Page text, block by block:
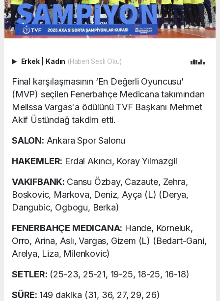
Erkek Kadın (Haberi Sesli Oku)
Final karşılaşmasının ‘En Değerli Oyuncusu’
(MVP) seçilen Fenerbahçe Medicana takımından
Melissa Vargas'a ödülünü TVF Başkanı Mehmet
Akif Üstündağ takdim etti.
SALON: Ankara Spor Salonu
HAKEMLER: Erdal Akıncı, Koray Yılmazgil
VAKIFBANK: Cansu Özbay, Cazaute, Zehra,
Boskovic, Markova, Deniz, Ayça (L) (Derya,
Dangubic, Ogbogu, Berka)
FENERBAHÇE MEDICANA: Hande, Korneluk,
Orro, Arina, Aslı, Vargas, Gizem (L) (Bedart-Gani,
Arelya, Liza, Milenkovic)
SETLER: (25-23, 25-21, 19-25, 18-25, 16-18)
SÜRE: 149 dakika (31, 36, 27, 29, 26)